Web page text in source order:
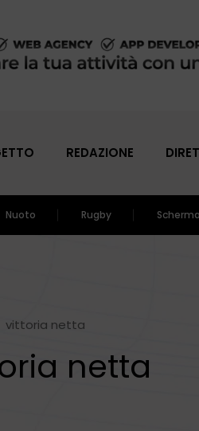
REDAZIONE
Nuoto Rugby Scherma
vittoria netta
netta